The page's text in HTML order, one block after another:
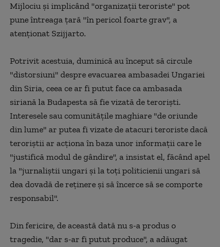
Mijlociu şi implicând "organizaţii teroriste" pot
pune întreaga ţară "în pericol foarte grav", a
atenţionat Szijjarto.
Potrivit acestuia, duminică au început să circule
"distorsiuni" despre evacuarea ambasadei Ungariei
din Siria, ceea ce ar fi putut face ca ambasada
siriană la Budapesta să fie vizată de terorişti.
Interesele sau comunităţile maghiare "de oriunde
din lume" ar putea fi vizate de atacuri teroriste dacă
teroriştii ar acţiona în baza unor informaţii care le
"justifică modul de gândire", a insistat el, făcând apel
la "jurnaliştii ungari şi la toţi politicienii ungari să
dea dovadă de reţinere şi să încerce să se comporte
responsabil".
Din fericire, de această dată nu s-a produs o
tragedie, "dar s-ar fi putut produce", a adăugat